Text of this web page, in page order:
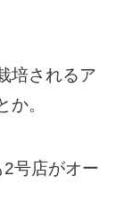
培されるア
。
号店がオー